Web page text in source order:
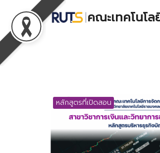
content
คณะเทคโนโล
หลักสูตรที่เปิดสอน